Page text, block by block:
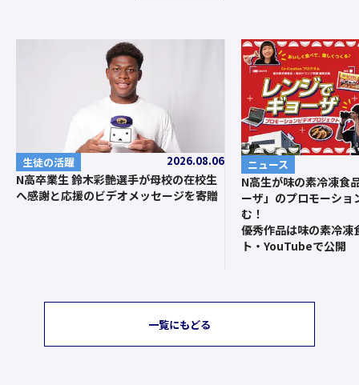
生徒の活躍 2026.08.06
N高卒業生 鈴木彩艶選手が母校の在校生
へ感謝と応援のビデオメッセージを寄贈
ニュース
N高生が味の素冷凍食
ーザ」のプロモーショ
む！
優秀作品は味の素冷凍
ト・YouTubeで公開
一覧にもどる